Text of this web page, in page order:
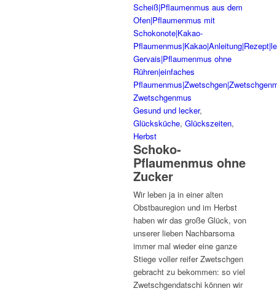
Gesund und lecker,
Glücksküche, Glückszeiten,
Herbst
Schoko-
Pflaumenmus ohne
Zucker
Wir leben ja in einer alten
Obstbauregion und im Herbst
haben wir das große Glück, von
unserer lieben Nachbarsoma
immer mal wieder eine ganze
Stiege voller reifer Zwetschgen
gebracht zu bekommen: so viel
Zwetschgendatschi können wir